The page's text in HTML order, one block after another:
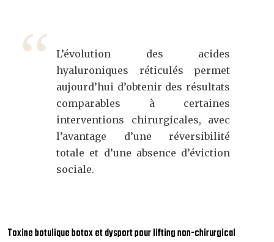
L’évolution des acides
hyaluroniques réticulés permet
aujourd’hui d’obtenir des résultats
comparables à certaines
interventions chirurgicales, avec
l’avantage d’une réversibilité
totale et d’une absence d’éviction
sociale.
Toxine botulique botox et dysport pour lifting non-chirurgical